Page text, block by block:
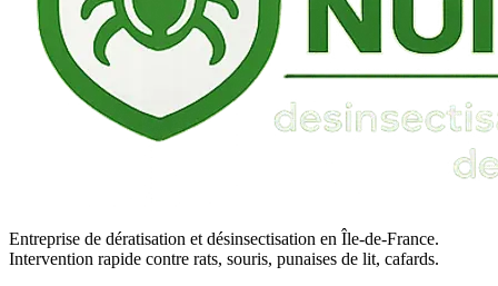
Entreprise de dératisation et désinsectisation en Île-de-France.
Intervention rapide contre rats, souris, punaises de lit, cafards.